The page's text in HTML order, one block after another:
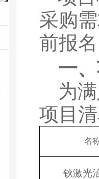
采购
前报
一
为
项目
名
钬激光